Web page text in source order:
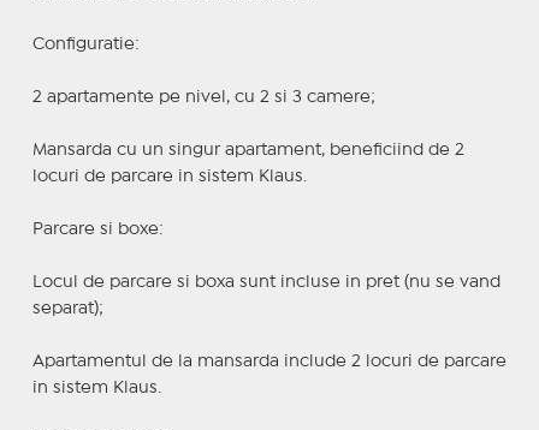
Configuratie:
2 apartamente pe nivel, cu 2 si 3 camere;
Mansarda cu un singur apartament, beneficiind de 2
locuri de parcare in sistem Klaus.
Parcare si boxe:
Locul de parcare si boxa sunt incluse in pret (nu se vand
separat);
Apartamentul de la mansarda include 2 locuri de parcare
in sistem Klaus.